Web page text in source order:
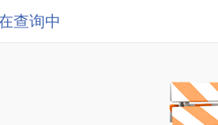
查询中